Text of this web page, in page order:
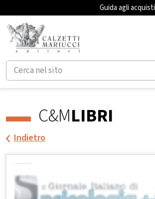
Guida agli acquisti
C&MLIBRI
Indietro